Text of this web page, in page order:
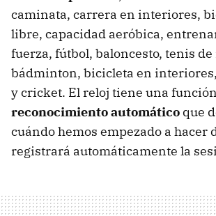
caminata, carrera en interiores,
libre, capacidad aeróbica,
fuerza, fútbol, baloncesto, tenis de
bádminton, bicicleta en
y cricket. El reloj tiene una
reconocimiento automático que
cuándo hemos empezado a hacer
registrará automáticamente la